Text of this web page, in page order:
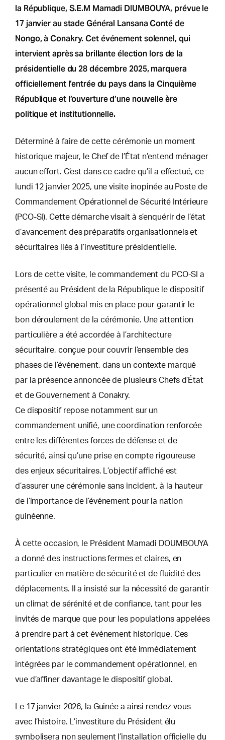
la République, S.E.M Mamadi DIUMBOUYA, prévue le
17 janvier au stade Général Lansana Conté de
Nongo, à Conakry. Cet événement solennel, qui
intervient après sa brillante élection lors de la
présidentielle du 28 décembre 2025, marquera
officiellement l’entrée du pays dans la Cinquième
République et l’ouverture d’une nouvelle ère
politique et institutionnelle.
Déterminé à faire de cette cérémonie un moment
historique majeur, le Chef de l’État n’entend ménager
aucun effort. C’est dans ce cadre qu’il a effectué, ce
lundi 12 janvier 2025, une visite inopinée au Poste de
Commandement Opérationnel de Sécurité Intérieure
(PCO-SI). Cette démarche visait à s’enquérir de l’état
d’avancement des préparatifs organisationnels et
sécuritaires liés à l’investiture présidentielle.
Lors de cette visite, le commandement du PCO-SI a
présenté au Président de la République le dispositif
opérationnel global mis en place pour garantir le
bon déroulement de la cérémonie. Une attention
particulière a été accordée à l’architecture
sécuritaire, conçue pour couvrir l’ensemble des
phases de l’événement, dans un contexte marqué
par la présence annoncée de plusieurs Chefs d’État
et de Gouvernement à Conakry.
Ce dispositif repose notamment sur un
commandement unifié, une coordination renforcée
entre les différentes forces de défense et de
sécurité, ainsi qu’une prise en compte rigoureuse
des enjeux sécuritaires. L’objectif affiché est
d’assurer une cérémonie sans incident, à la hauteur
de l’importance de l’événement pour la nation
guinéenne.
À cette occasion, le Président Mamadi DOUMBOUYA
a donné des instructions fermes et claires, en
particulier en matière de sécurité et de fluidité des
déplacements. Il a insisté sur la nécessité de garantir
un climat de sérénité et de confiance, tant pour les
invités de marque que pour les populations appelées
à prendre part à cet événement historique. Ces
orientations stratégiques ont été immédiatement
intégrées par le commandement opérationnel, en
vue d’affiner davantage le dispositif global.
Le 17 janvier 2026, la Guinée a ainsi rendez-vous
avec l’histoire. L’investiture du Président élu
symbolisera non seulement l’installation officielle du